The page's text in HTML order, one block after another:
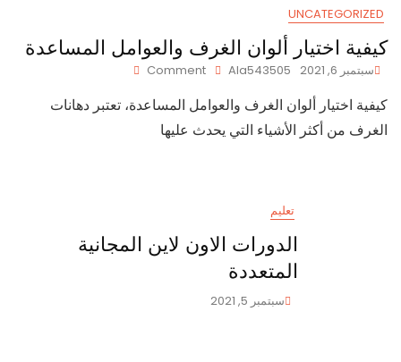
UNCATEGORIZED
كيفية اختيار ألوان الغرف والعوامل المساعدة
سبتمبر 6, 2021 Ala543505
Comment
اختيار
كيفية اختيار ألوان الغرف والعوامل المساعدة، تعتبر دهانات
الغرف من أكثر الأشياء التي يحدث عليها
تعليم
الدورات الاون لاين المجانية
المتعددة
سبتمبر 5, 2021